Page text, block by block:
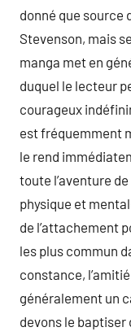
donné que source
Stevenson, mais
manga met en
duquel le lecteur
courageux
est fréquemment
le rend
toute l’aventure
physique et
de l’attachement
les plus commun
constance,
généralement un
devons le baptiser